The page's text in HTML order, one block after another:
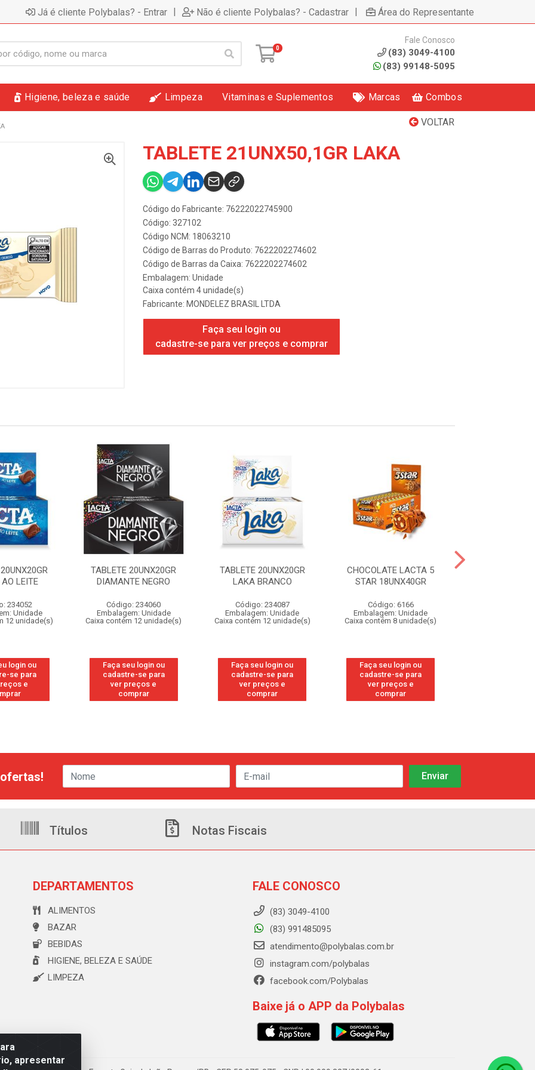
Já é cliente Polybalas? - Entrar | Não é cliente Polybalas? - Cadastrar | Área do Representante
0
Fale Conosco
(83) 3049-4100
(83) 99148-5095
Higiene, beleza e saúde Limpeza Vitaminas e Suplementos Marcas Combos
VOLTAR
TABLETE 21UNX50,1GR LAKA
Código do Fabricante: 76222022745900
Código: 327102
Código NCM: 18063210
Código de Barras do Produto: 7622202274602
Código de Barras da Caixa: 7622202274602
Embalagem: Unidade
Caixa contém 4 unidade(s)
Fabricante: MONDELEZ BRASIL LTDA
Faça seu login ou
cadastre-se para ver preços e comprar
LEITE
234052
Unidade
12 unidade(s)
login ou
se para
e
TABLETE 20UNX20GR
DIAMANTE NEGRO
Código: 234060
Embalagem: Unidade
Caixa contém 12 unidade(s)
Faça seu login ou
cadastre-se para
ver preços e
comprar
TABLETE 20UNX20GR
LAKA BRANCO
Código: 234087
Embalagem: Unidade
Caixa contém 12 unidade(s)
Faça seu login ou
cadastre-se para
ver preços e
comprar
CHOCOLATE LACTA 5
STAR 18UNX40GR
Código: 6166
Embalagem: Unidade
Caixa contém 8 unidade(s)
Faça seu login ou
cadastre-se para
ver preços e
comprar
apresentar
Títulos Notas Fiscais
DEPARTAMENTOS
ALIMENTOS
BAZAR
BEBIDAS
HIGIENE, BELEZA E SAÚDE
LIMPEZA
FALE CONOSCO
(83) 3049-4100
(83) 991485095
atendimento@polybalas.com.br
instagram.com/polybalas
facebook.com/Polybalas
Baixe já o APP da Polybalas